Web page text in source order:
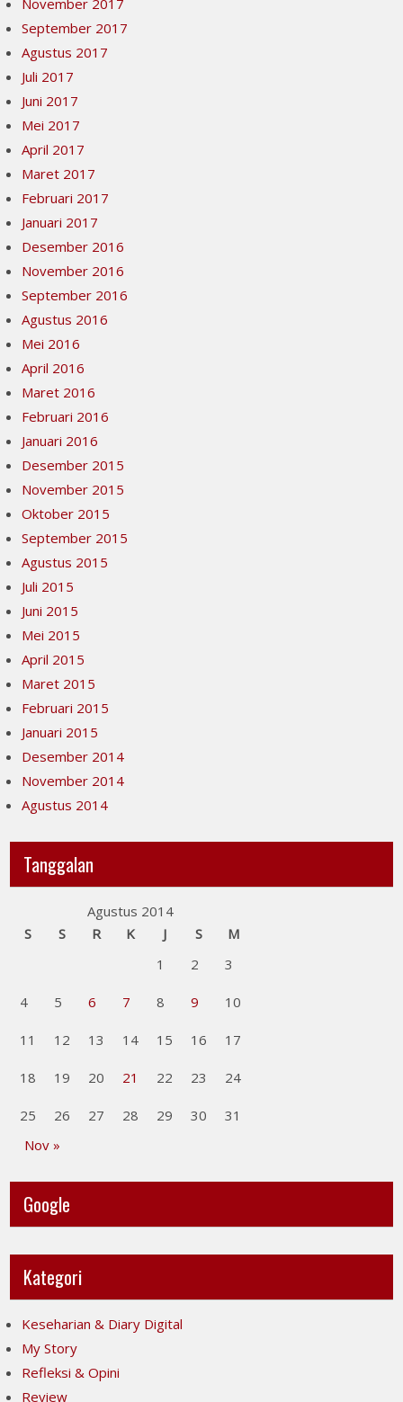
November 2017
September 2017
Agustus 2017
Juli 2017
Juni 2017
Mei 2017
April 2017
Maret 2017
Februari 2017
Januari 2017
Desember 2016
November 2016
September 2016
Agustus 2016
Mei 2016
April 2016
Maret 2016
Februari 2016
Januari 2016
Desember 2015
November 2015
Oktober 2015
September 2015
Agustus 2015
Juli 2015
Juni 2015
Mei 2015
April 2015
Maret 2015
Februari 2015
Januari 2015
Desember 2014
November 2014
Agustus 2014
Tanggalan
Agustus 2014
S
S R K J S
M
1
2 3
4 5 6 7 8 9 10
11 12 13 14 15 16 17
18 19 20 21 22 23 24
25 26 27 28 29 30
31
Nov »
Google
Kategori
Keseharian & Diary Digital
My Story
Refleksi & Opini
Review